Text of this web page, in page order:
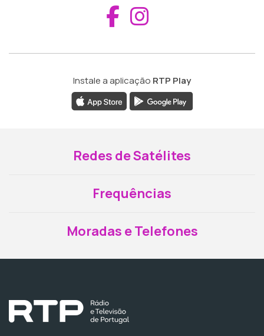
Aceder ao
Instale a aplicação RTP Play
Redes de Satélites
Frequências
Moradas e Telefones